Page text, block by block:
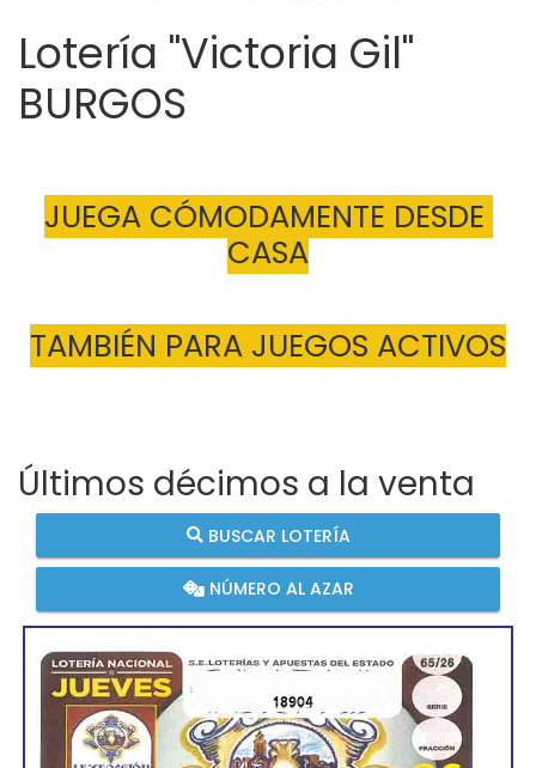
Lotería "Victoria Gil"
BURGOS
JUEGA CÓMODAMENTE DESDE
CASA
TAMBIÉN PARA JUEGOS ACTIVOS
Últimos décimos a la venta
BUSCAR LOTERÍA
NÚMERO AL AZAR
18904